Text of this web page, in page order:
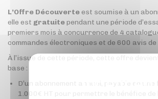
L’Offre Découverteest soumise à un
elle est gratuitependant une période
premiers mois à concurrence de 4
commandes électroniques et de 600 avis
À l’issue de cette période, cette offre
base :
D’un abonnement annuel, payable en
1.000€ HT pour permettre le bénéfice